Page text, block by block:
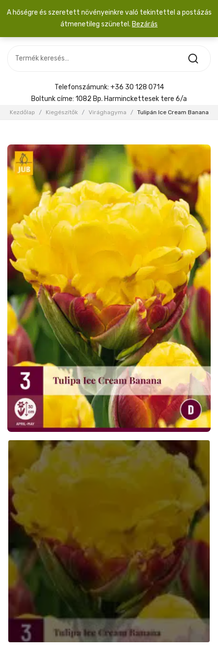
SZOBANÖVÉNY
KIEGÉSZÍTŐK
Menyasszonyi csokor
Telefonszámunk: +36 30 128 0714
Boltunk címe: 1082 Bp. Harminckettesek tere 6/a
Kezdőlap / Kiegészítők / Virághagyma / Tulipán Ice Cream Banana
A hőségre és szeretett növényeinkre való tekintettel a postázás
átmenetileg szünetel. Bezárás